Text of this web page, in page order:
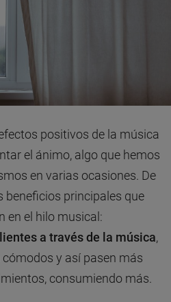
positivos de la música
el ánimo, algo que hemos
en varias ocasiones. De
beneficios principales que
en el hilo musical:
a través de la música,
y así pasen más
consumiendo más.